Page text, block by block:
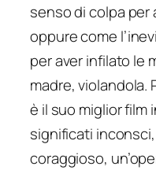
senso di colpa per
oppure come
per aver infilato le
madre, violandola.
è il suo miglior film
significati
coraggioso,